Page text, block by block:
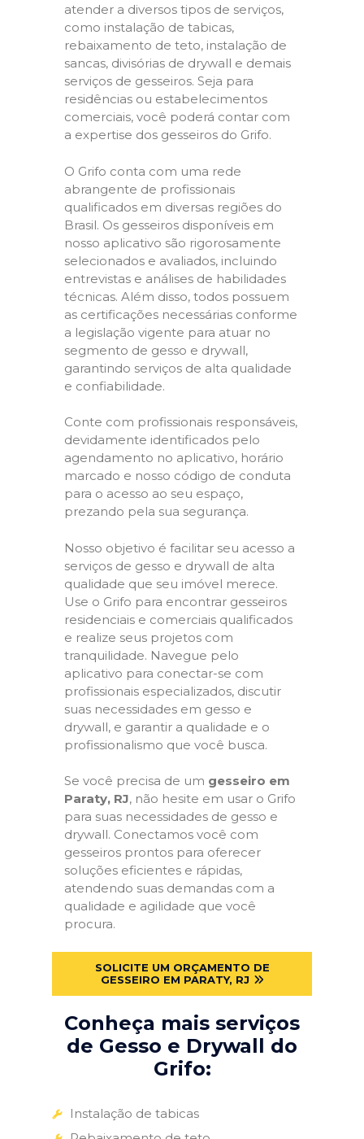
atender a diversos tipos de serviços,
como instalação de tabicas,
rebaixamento de teto, instalação de
sancas, divisórias de drywall e demais
serviços de gesseiros. Seja para
residências ou estabelecimentos
comerciais, você poderá contar com
a expertise dos gesseiros do Grifo.
O Grifo conta com uma rede
abrangente de profissionais
qualificados em diversas regiões do
Brasil. Os gesseiros disponíveis em
nosso aplicativo são rigorosamente
selecionados e avaliados, incluindo
entrevistas e análises de habilidades
técnicas. Além disso, todos possuem
as certificações necessárias conforme
a legislação vigente para atuar no
segmento de gesso e drywall,
garantindo serviços de alta qualidade
e confiabilidade.
Conte com profissionais responsáveis,
devidamente identificados pelo
agendamento no aplicativo, horário
marcado e nosso código de conduta
para o acesso ao seu espaço,
prezando pela sua segurança.
Nosso objetivo é facilitar seu acesso a
serviços de gesso e drywall de alta
qualidade que seu imóvel merece.
Use o Grifo para encontrar gesseiros
residenciais e comerciais qualificados
e realize seus projetos com
tranquilidade. Navegue pelo
aplicativo para conectar-se com
profissionais especializados, discutir
suas necessidades em gesso e
drywall, e garantir a qualidade e o
profissionalismo que você busca.
Se você precisa de um gesseiro em
Paraty, RJ, não hesite em usar o Grifo
para suas necessidades de gesso e
drywall. Conectamos você com
gesseiros prontos para oferecer
soluções eficientes e rápidas,
atendendo suas demandas com a
qualidade e agilidade que você
procura.
SOLICITE UM ORÇAMENTO DE
GESSEIRO EM PARATY, RJ
Conheça mais serviços
de Gesso e Drywall do
Grifo:
Instalação de tabicas